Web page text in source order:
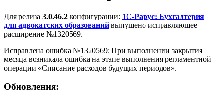
Для релиза 3.0.46.2 конфигурации: 1С-Рарус: Бухгалтерия
для адвокатских образований выпущено исправляющее
расширение №1320569.
Исправлена ошибка №1320569: При выполнении закрытия
месяца возникала ошибка на этапе выполнения регламентной
операции «Списание расходов будущих периодов».
Обновления: